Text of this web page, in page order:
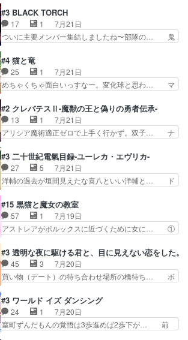
芽吹く百合の花。ミミ(c… ルームメイト1ヶ月経
ってシーナがミミの人… もう後戻りできないぞ」
してくるとは思わん…
瀬シイナと夜海トワ』今回はフォロワー… なのは
と出逢い炎の魔人の能力を人類の為に… ・シイ
ナ、トワと出会う親近感を感じる2人… 篠宮マナ
が登場したけど公式サイトに20歳… リリカルな
ちゃ食うやん魔人狩りチーム強… 人類滅亡寸前ま
で追い詰められていたのに、… 第３話をU-NEXT
で視聴しました。視聴…
#3 BLACK TORCH
17 1
7月21日
ついに主要メンバー集結しましたね〜部隊の… 鬼
描いたようなチョロインだったな。下半… 前回か
ら引き続いてじいさんとの決別の冒頭… あっちは
呪霊でこっちは物怪。忍者っぽいア… 護衛対象と
なる弐郎を連れて隠密局へ、彼の… →現状展開が
た弐郎は鬼子母神一華の護衛… 護衛はお尻一華、
ここは定番やっぱ物の怪の… ①敵は会話してる最
中の同乗者を物音一つ発…
#4 猫と竜
25 1
7月21日
めちゃくちゃ面白いっすなー。変化球と思わ… マ
代もの猫たちの誕生と成長を見守る猫竜… 前回猫
たちで熊退治をしていた中の一匹の猫… と思って
みにいったらクロバネのCV.速水… 「おじちゃん
は身内に甘い」で、いきなり笑… ガチで素晴らし
た子猫たちのその後が描か… 王子の旅の始まりは
確かにそうでしたよね！… リゼロ見終わっちゃっ
てほのぼの系がいいか…
#2 クレバテスⅡ-魔獣の王と偽りの勇者伝承-
13 1
7月21日
アリシア魔術適正ゼロで上手く行かず。双子… ナ
紹介の時台に乗ってるサラサ可愛いw学… ナイ
エ・シフォンリッツの出番が多くて嬉し… 石田で
こいつワルだな。なぜ大猿に変身した… 2冊目の
トアの書は学長の手に1話冒頭と合… アリシアと
たのにロリ化されて学生にされ… これはいい黒沢
ともよ。笑いのセンスも合う… ナイエのリアクシ
ョンが面白い。ローメイン…
#3 二十世紀電氣目録-ユーレカ・エヴリカ-
27 5
7月21日
洋輔の過去が垣間見えたな喜八といい洋輔と… ド
が目録に固執する理由もほぼ明らかとな… これ京
アニだったのかそのわりにはそこまで… 清六兄ち
ゃんと喜八、清六と洋輔それぞれの… 化学的作用
に依りて継続して…電池と称すっ… 洋輔、清六の
えてみんなで物作りで一気に… 作画は最高なのに
話がつまらない。やっぱ京… 天下り式に竹のフィ
ラメントが出てきたのは…
#15 黒猫と魔女の教室
57 1
7月19日
アストレアがポルックスに近づくために女に… ①
はアストレアの野望による性転換、後半… アスト
レア君の作戦に皆巻き込まれてて草捕… アストレ
アが作った薬によって男女入れ替わ… アルトレア
がポルックスのこと好きとは言え… アストレアが
払い騒動と賑やかでいいねw… 偉大な父を持つが
故の悩(独自のおっぱい論… 鉄板中の鉄板、性転
換と酩酊ネタの二連発(…
#3 透明な夜に駆ける君と、目に見えない恋をした。
45 3
7月20日
買い物（デート）の待ち合わせ場所の橋待ち… ボ
を照らす打ち上げ花火。人混みの中、み… どんど
んキュンが増えていく展開に毎回わく… ちょこっ
と書ければと風が吹き手元にあった… 』は、率直
に言って脚本と演出が悪いと思う… 小春の目が見
#3 ワールド イズ ダンシング
24 1
7月20日
室町ずんだもんの覚悟は3歩進めば2歩下が… 前